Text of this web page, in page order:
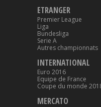
ETRANGER
Premier League
Liga
Bundesliga
Serie A
Autres championnats
INTERNATIONAL
Euro 2016
Equipe de France
Coupe du monde
MERCATO